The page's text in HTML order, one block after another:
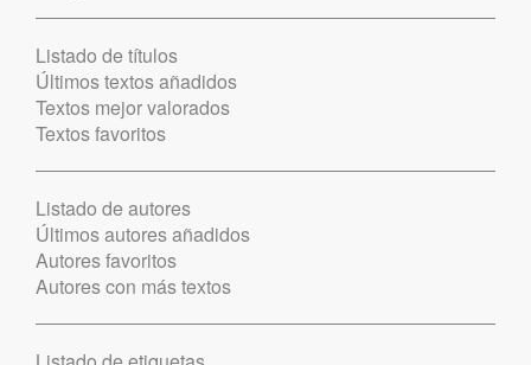
Listado de títulos
Últimos textos añadidos
Textos mejor valorados
Textos favoritos
Listado de autores
Últimos autores añadidos
Autores favoritos
Autores con más textos